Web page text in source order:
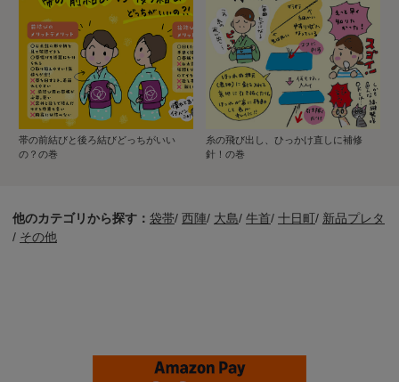
帯の前結びと後ろ結びどっちがいい
の？の巻
糸の飛び出し、ひっかけ直しに補修
針！の巻
他のカテゴリから探す： 袋帯/ 西陣/ 大島/ 牛首/ 十日町/ 新品プレタ
/ その他